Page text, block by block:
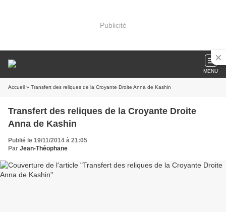
Publicité
MENU
Accueil » Transfert des reliques de la Croyante Droite Anna de Kashin
Transfert des reliques de la Croyante Droite
Anna de Kashin
Publié le 19/11/2014 à 21:05
Par Jean-Théophane